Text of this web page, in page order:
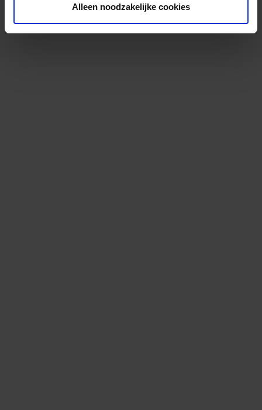
Alleen noodzakelijke cookies